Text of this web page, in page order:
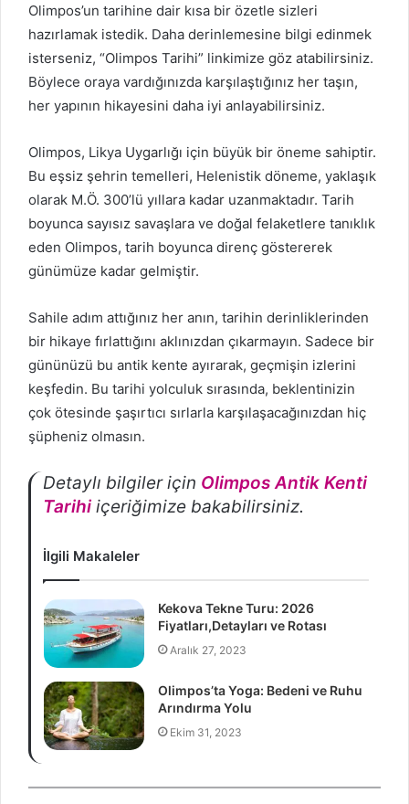
Olimpos’un tarihine dair kısa bir özetle sizleri
hazırlamak istedik. Daha derinlemesine bilgi edinmek
isterseniz, “Olimpos Tarihi” linkimize göz atabilirsiniz.
Böylece oraya vardığınızda karşılaştığınız her taşın,
her yapının hikayesini daha iyi anlayabilirsiniz.
Olimpos, Likya Uygarlığı için büyük bir öneme sahiptir.
Bu eşsiz şehrin temelleri, Helenistik döneme, yaklaşık
olarak M.Ö. 300’lü yıllara kadar uzanmaktadır. Tarih
boyunca sayısız savaşlara ve doğal felaketlere tanıklık
eden Olimpos, tarih boyunca direnç göstererek
günümüze kadar gelmiştir.
Sahile adım attığınız her anın, tarihin derinliklerinden
bir hikaye fırlattığını aklınızdan çıkarmayın. Sadece bir
gününüzü bu antik kente ayırarak, geçmişin izlerini
keşfedin. Bu tarihi yolculuk sırasında, beklentinizin
çok ötesinde şaşırtıcı sırlarla karşılaşacağınızdan hiç
şüpheniz olmasın.
Detaylı bilgiler için Olimpos Antik Kenti
Tarihi içeriğimize bakabilirsiniz.
İlgili Makaleler
Kekova Tekne Turu: 2026
Fiyatları,Detayları ve Rotası
Aralık 27, 2023
Olimpos’ta Yoga: Bedeni ve Ruhu
Arındırma Yolu
Ekim 31, 2023